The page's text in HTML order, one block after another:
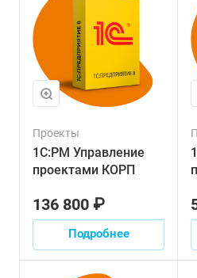
Проекты
1С:PM Управление
проектами КОРП
136 800 ₽
Подробнее